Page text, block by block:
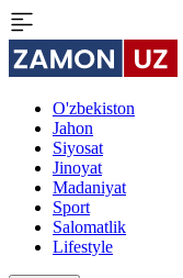
O'zbekiston
Jahon
Siyosat
Jinoyat
Madaniyat
Sport
Salomatlik
Lifestyle